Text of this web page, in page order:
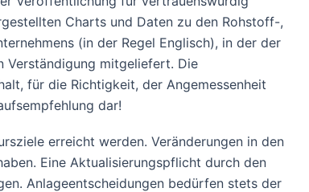
Charts und Daten zu den Rohstoff-,
(in der Regel Englisch), in der der
Verständigung mitgeliefert. Die
für die Richtigkeit, der Angemessenheit
dar!
erreicht werden. Veränderungen in den
Eine Aktualisierungspflicht durch den
Anlageentscheidungen bedürfen stets der